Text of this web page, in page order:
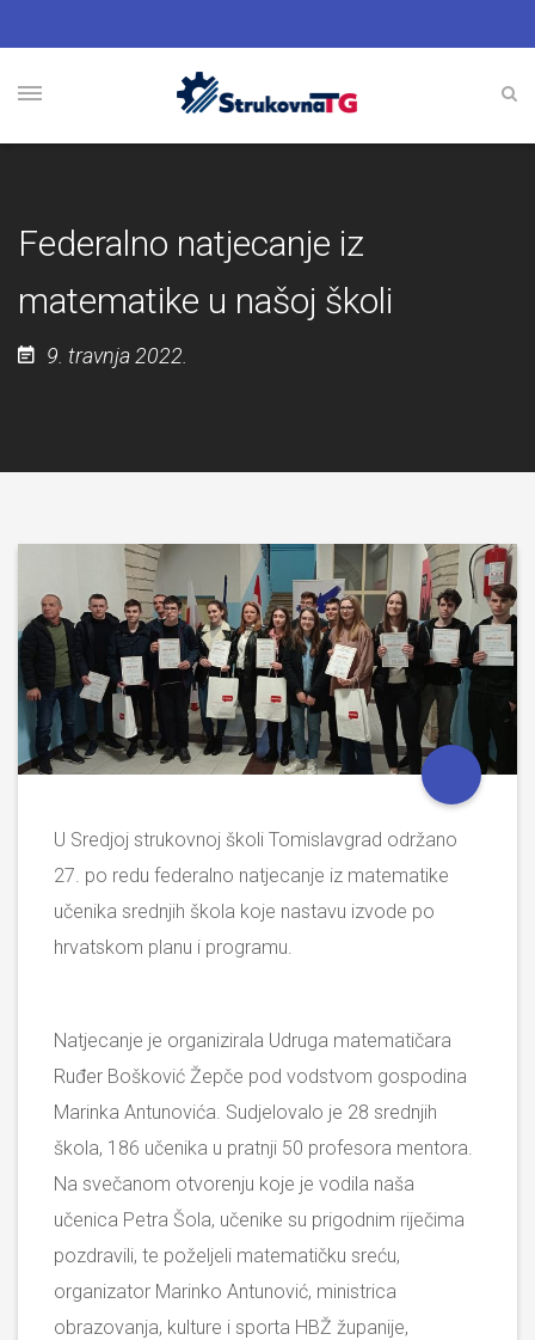
Federalno natjecanje iz
matematike u našoj školi
9. travnja 2022.
U Sredjoj strukovnoj školi Tomislavgrad održano
27. po redu federalno natjecanje iz matematike
učenika srednjih škola koje nastavu izvode po
hrvatskom planu i programu.
Natjecanje je organizirala Udruga matematičara
Ruđer Bošković Žepče pod vodstvom gospodina
Marinka Antunovića. Sudjelovalo je 28 srednjih
škola, 186 učenika u pratnji 50 profesora mentora.
Na svečanom otvorenju koje je vodila naša
učenica Petra Šola, učenike su prigodnim riječima
pozdravili, te poželjeli matematičku sreću,
organizator Marinko Antunović, ministrica
obrazovanja, kulture i sporta HBŽ županije,